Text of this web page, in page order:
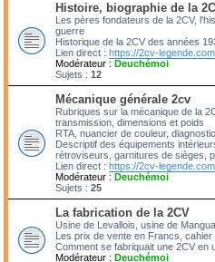
Histoire, biographie de la
Les pères fondateurs de la 2CV,
guerre
Historique de la 2CV des années
Lien direct : https://2cv-
Modérateur : Deuchémoi
Sujets : 12
Mécanique générale 2cv
Rubriques sur la mécanique de la
transmission, dimensions et poids
RTA, nuancier de couleur,
Descriptif des équipements
rétroviseurs, garnitures de sièges,
Lien direct : https://2cv-
Modérateur : Deuchémoi
Sujets : 25
La fabrication de la 2CV
Usine de Levallois, usine de
Les prix de vente en Francs,
Comment se fabriquait une 2CV en
Modérateur : Deuchémoi